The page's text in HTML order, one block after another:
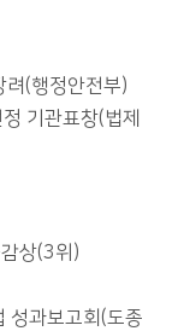
려(행정안전부)
기관표창(법제
상(3위)
성과보고회(도종